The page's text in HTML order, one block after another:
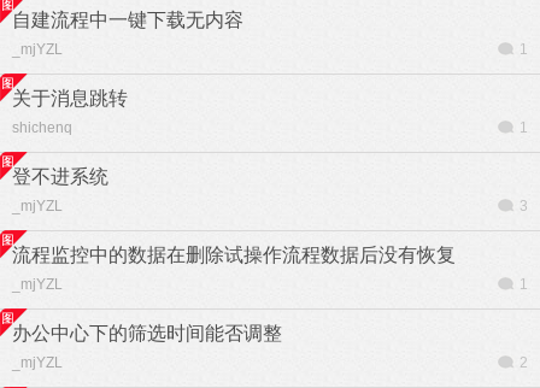
自建流程中一键下载无内容
_mjYZL 1
关于消息跳转
shichenq 1
登不进系统
_mjYZL 3
流程监控中的数据在删除试操作流程数据后没有恢复
_mjYZL 1
办公中心下的筛选时间能否调整
_mjYZL 2